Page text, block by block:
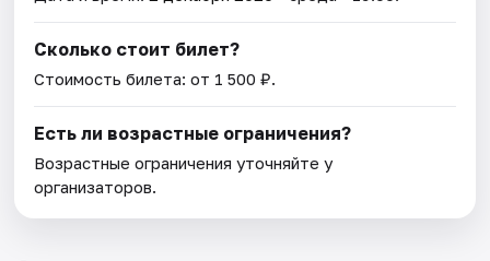
Сколько стоит билет?
Стоимость билета: от 1 500 ₽.
Есть ли возрастные ограничения?
Возрастные ограничения уточняйте у
организаторов.